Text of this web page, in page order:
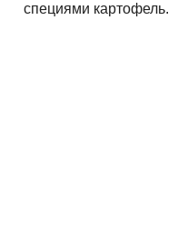
специями картофель.